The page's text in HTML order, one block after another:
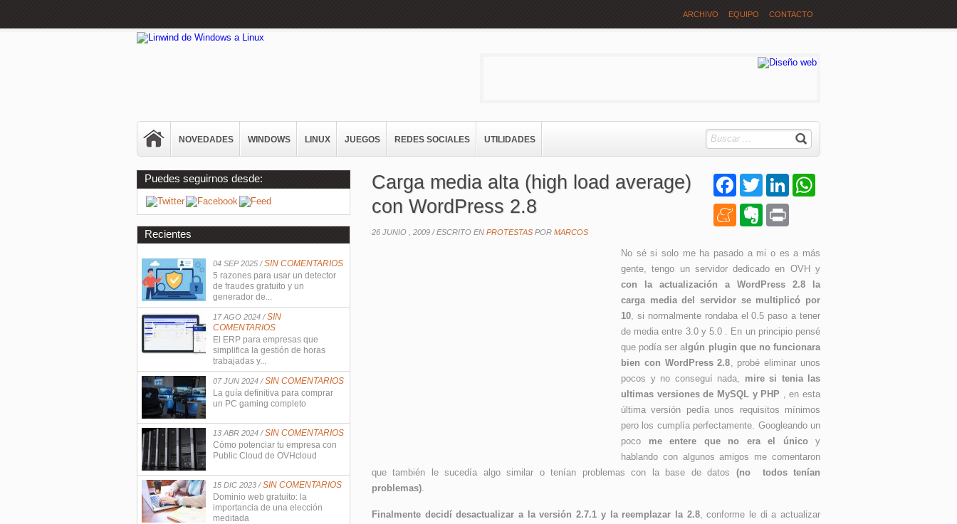
ARCHIVO EQUIPO CONTACTO
NOVEDADES WINDOWS LINUX JUEGOS REDES SOCIALES UTILIDADES
FacebookTwitter LinkedIn
MeneameEvernote
Carga media alta (high load average)
con WordPress 2.8
26 JUNIO , 2009 /ESCRITO EN PROTESTAS POR MARCOS
No sé si solo me ha pasado a mi o es a más
gente, tengo un servidor dedicado en OVH y
con la actualización a WordPress 2.8 la
carga media del servidor se multiplicó por
10, si normalmente rondaba el 0.5 paso a tener
de media entre 3.0 y 5.0 . En un principio pensé
que podía ser a lgún plugin que no funcionara
bien con WordPress 2.8, probé eliminar unos
pocos y no conseguí nada, mire si tenia las
ultimas versiones de MySQL y PHP , en esta
última versión pedía unos requisitos mínimos
pero los cumplía perfectamente. Googleando un
poco me entere que no era el únicoy
hablando con algunos amigos me comentaron
que también le sucedía algo similar o tenían problemas con la base de datos (no todos tenían
problemas).
Finalmente decidí desactualizar a la versión 2.7.1 y la reemplazar la 2.8, conforme le di a actualizar
Puedes seguirnos desde:
Recientes
04 SEP 2025 /SIN COMENTARIOS
5 razones para usar un detector
de fraudes gratuito y un
generador de...
17 AGO 2024 /SIN
COMENTARIOS
El ERP para empresas que
simplifica la gestión de horas
trabajadas y...
07 JUN 2024 /SIN COMENTARIOS
La guía definitiva para comprar
un PC gaming completo
13 ABR 2024 /SIN COMENTARIOS
Cómo potenciar tu empresa con
Public Cloud de OVHcloud
15 DIC 2023 /SIN COMENTARIOS
Dominio web gratuito: la
importancia de una elección
meditada